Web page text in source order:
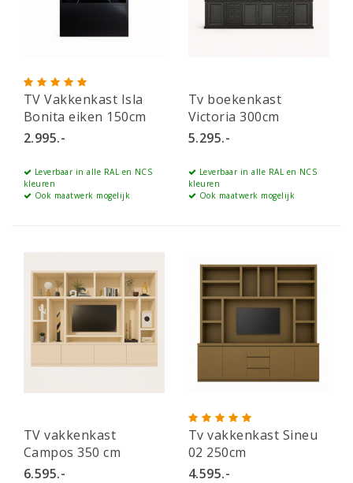
TV Vakkenkast Isla
Bonita eiken 150cm
2.995.-
Leverbaar in alle RAL en NCS
kleuren
Ook maatwerk mogelijk
Tv boekenkast
Victoria 300cm
5.295.-
Leverbaar in alle RAL en NCS
kleuren
Ook maatwerk mogelijk
TV vakkenkast
Campos 350 cm
6.595.-
Tv vakkenkast Sineu
02 250cm
4.595.-